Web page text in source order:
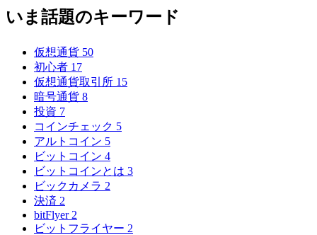
いま話題のキーワード
仮想通貨 50
初心者 17
仮想通貨取引所 15
暗号通貨 8
投資 7
コインチェック 5
アルトコイン 5
ビットコイン 4
ビットコインとは 3
ビックカメラ 2
決済 2
bitFlyer 2
ビットフライヤー 2